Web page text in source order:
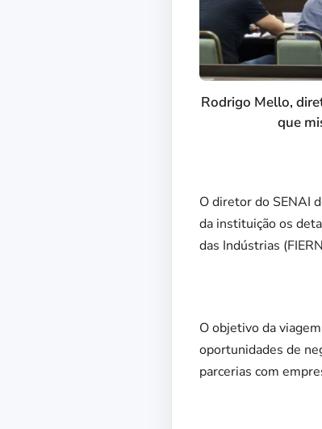
Rodrigo Mello,
que
O diretor do SENAI
da instituição os
das Indústrias
O objetivo da
oportunidades de
parcerias com